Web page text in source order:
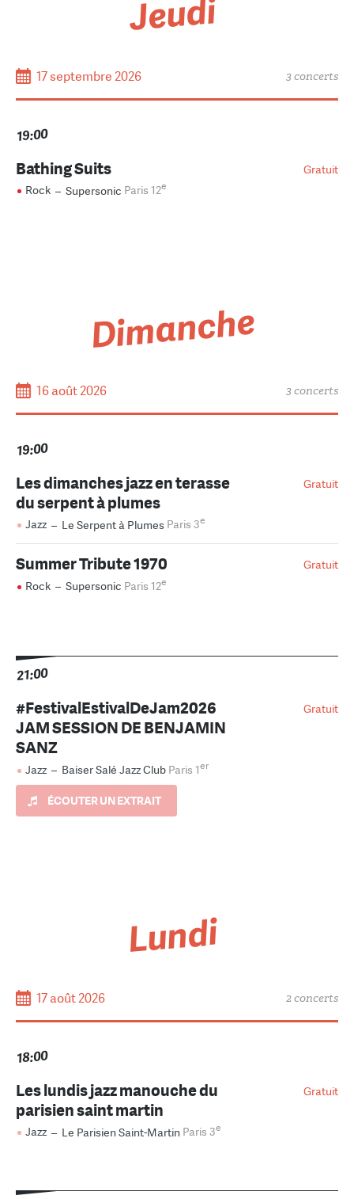
Jeudi
17 septembre 2026 3 concerts
19:00
Gratuit
Bathing Suits
Rock – Supersonic Paris 12e
Dimanche
16 août 2026 3 concerts
19:00
Gratuit
Les dimanches jazz en terasse
du serpent à plumes
Jazz – Le Serpent à Plumes Paris 3e
Gratuit
Summer Tribute 1970
Rock – Supersonic Paris 12e
21:00
Gratuit
#FestivalEstivalDeJam2026
JAM SESSION DE BENJAMIN
SANZ
Jazz – Baiser Salé Jazz Club Paris 1er
ÉCOUTER UN EXTRAIT
Lundi
17 août 2026 2 concerts
18:00
Gratuit
Les lundis jazz manouche du
parisien saint martin
Jazz – Le Parisien Saint-Martin Paris 3e